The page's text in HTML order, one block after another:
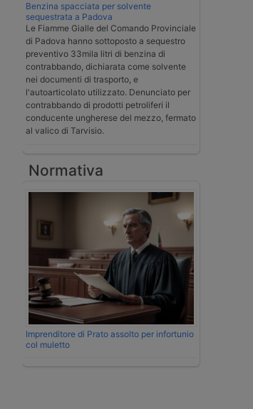
Benzina spacciata per solvente
sequestrata a Padova
Le Fiamme Gialle del Comando Provinciale
di Padova hanno sottoposto a sequestro
preventivo 33mila litri di benzina di
contrabbando, dichiarata come solvente
nei documenti di trasporto, e
l'autoarticolato utilizzato. Denunciato per
contrabbando di prodotti petroliferi il
conducente ungherese del mezzo, fermato
al valico di Tarvisio.
Normativa
Imprenditore di Prato assolto per infortunio
col muletto